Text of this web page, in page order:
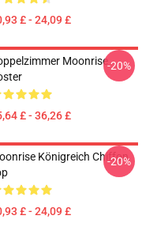
£ - 24,09 £
Moonrise
£ - 36,26 £
-20%
Königreich Chiffon
£ - 24,09 £
-20%